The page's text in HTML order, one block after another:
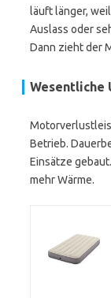
läuft länger,
Auslass oder
Dann zieht der
Wesentliche
Betrieb.
Einsätze
mehr Wärme.